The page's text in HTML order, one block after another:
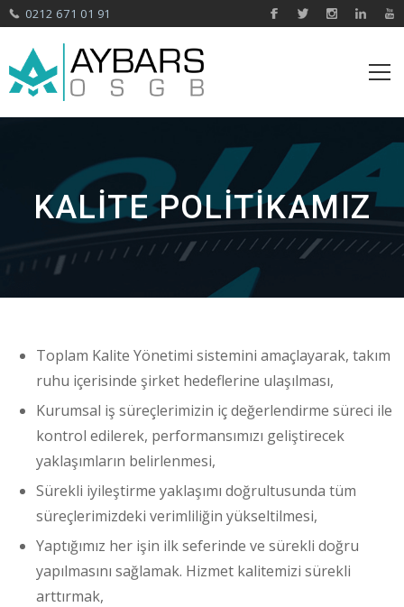
0212 671 01 91
KALITE POLITIKAMIZ
Toplam Kalite Yönetimi sistemini amaçlayarak, takım
ruhu içerisinde şirket hedeflerine ulaşılması,
Kurumsal iş süreçlerimizin iç değerlendirme süreci ile
kontrol edilerek, performansımızı geliştirecek
yaklaşımların belirlenmesi,
Sürekli iyileştirme yaklaşımı doğrultusunda tüm
süreçlerimizdeki verimliliğin yükseltilmesi,
Yaptığımız her işin ilk seferinde ve sürekli doğru
yapılmasını sağlamak. Hizmet kalitemizi sürekli
arttırmak,